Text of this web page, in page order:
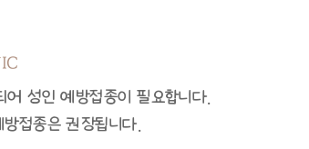
성인 예방접종이 필요합니다.
접종은 권장됩니다.